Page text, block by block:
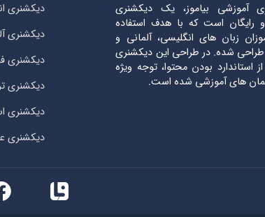
آموزشی بیاموز، یک دیکشنری
و رایگان است که با هدف استفاده
زبان های انگلیسی، آلمانی و
طراحی شده. در طراحی این دیکشنری
استاندارد بودن محتوا، توجه ویژه
های آموزشی شده است.
دیکشنری
دیکشنری
دیکشنری
دیکشنری
دیکشنری
دیکشنری